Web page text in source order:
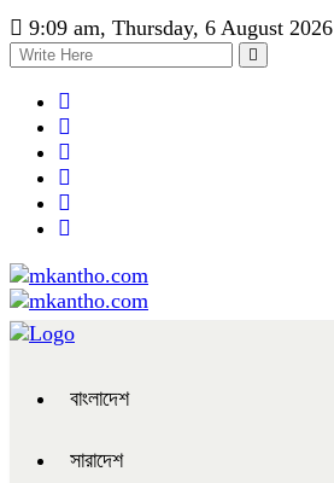
9:09 am, Thursday, 6 August 2026
বাংলাদেশ
সারাদেশ